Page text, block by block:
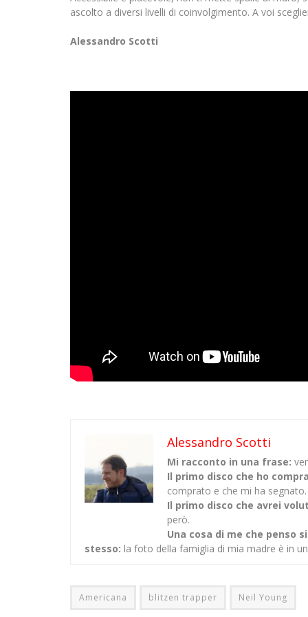
ascolto a diversi livelli di coinvolgimento. A voi
Alessandro Scotti
Alessandro Scotti
Mi racconto in una frase:
Il primo disco che ho
comprato e che mi ha
Il primo disco che avrei
però.
Una cosa di me che penso
stesso: la foto della famiglia di mia madre è in
Americana blitzen trapper Neil Young